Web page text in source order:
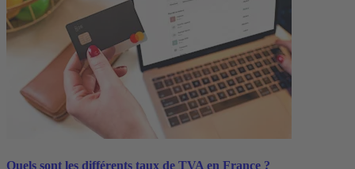
Quels sont les différents taux de TVA en France ?